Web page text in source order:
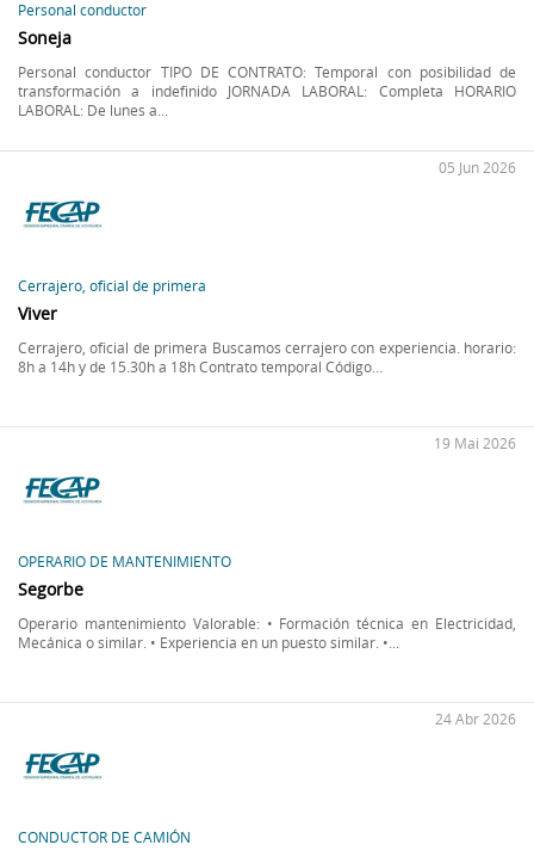
Personal conductor
Soneja
Personal conductor TIPO DE CONTRATO: Temporal con posibilidad de
transformación a indefinido JORNADA LABORAL: Completa HORARIO
LABORAL: De lunes a...
Cerrajero, oficial de primera
05 Jun 2026
Viver
Cerrajero, oficial de primera Buscamos cerrajero con experiencia. horario:
8h a 14h y de 15.30h a 18h Contrato temporal Código...
OPERARIO DE MANTENIMIENTO
19 Mai 2026
Segorbe
Operario mantenimiento Valorable: • Formación técnica en Electricidad,
Mecánica o similar. • Experiencia en un puesto similar. •...
CONDUCTOR DE CAMIÓN
24 Abr 2026